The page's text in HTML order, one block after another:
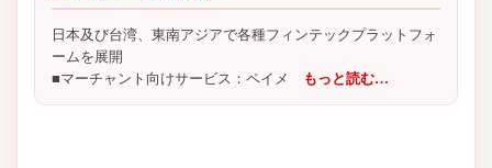
日本及び台湾、東南アジアで各種フィンテックプラットフォ
ームを展開
■マーチャント向けサービス：ペイメ
もっと読む…